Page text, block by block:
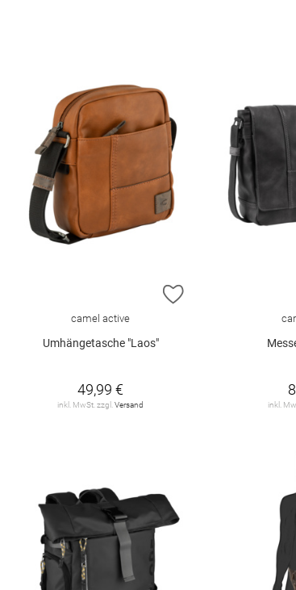
HINZUFÜGEN
camel active
Umhängetasche "Laos"
49,99 €
inkl. MwSt. zzgl.Versand inkl.